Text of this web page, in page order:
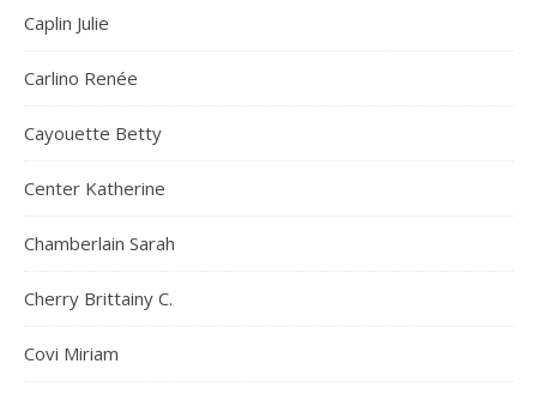
Caplin Julie
Carlino Renée
Cayouette Betty
Center Katherine
Chamberlain Sarah
Cherry Brittainy C.
Covi Miriam